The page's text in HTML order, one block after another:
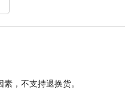
，不支持退换货。